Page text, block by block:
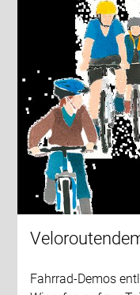
Fahrrad-Demos